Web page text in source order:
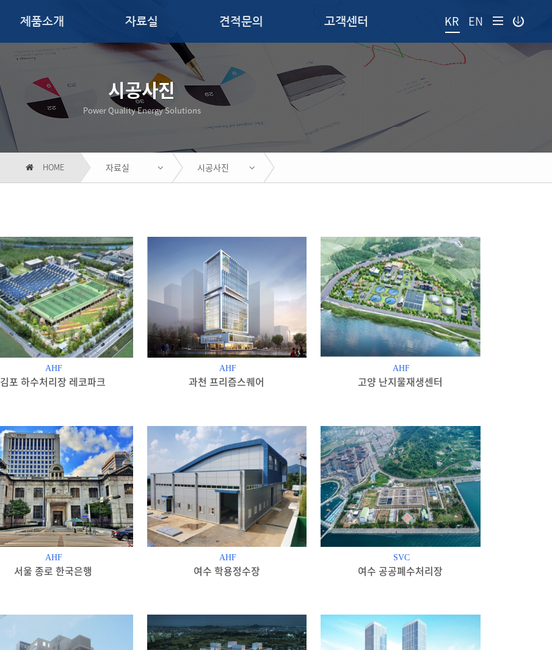
KR EN
제품소개 자료실 견적문의 고객센터
시공사진
Power Quality Energy Solutions
HOME 자료실 시공사진
AHF
김포 하수처리장 레코파크
AHF
과천 프리즘스퀘어
AHF
고양 난지물재생센터
AHF
서울 종로 한국은행
AHF
여수 학용정수장
SVC
여수 공공폐수처리장